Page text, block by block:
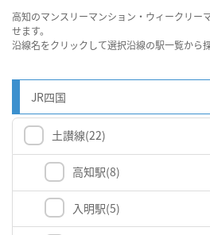
高知のマンスリーマンション・ウィークリー
せます。
沿線名をクリックして選択沿線の駅一覧から
JR四国
土讃線(22)
高知駅(8)
入明駅(5)